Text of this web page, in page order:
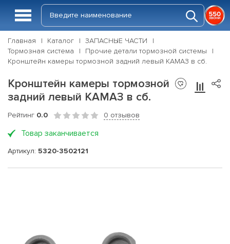
Главная Каталог
ЗАПАСНЫЕ ЧАСТИ
Тормозная система
Прочие детали тормозной системы
Кронштейн камеры тормозной задний левый КАМАЗ в сб.
Кронштейн камеры тормозной
задний левый КАМАЗ в сб.
Рейтинг 0.0 0 отзывов
Товар заканчивается
Артикул: 5320-3502121